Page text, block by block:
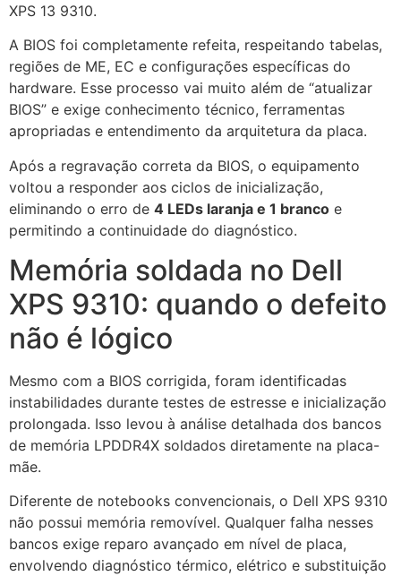
XPS 13 9310.
A BIOS foi completamente refeita, respeitando tabelas,
regiões de ME, EC e configurações específicas do
hardware. Esse processo vai muito além de “atualizar
BIOS” e exige conhecimento técnico, ferramentas
apropriadas e entendimento da arquitetura da placa.
Após a regravação correta da BIOS, o equipamento
voltou a responder aos ciclos de inicialização,
eliminando o erro de 4 LEDs laranja e 1 branco e
permitindo a continuidade do diagnóstico.
Memória soldada no Dell
XPS 9310: quando o defeito
não é lógico
Mesmo com a BIOS corrigida, foram identificadas
instabilidades durante testes de estresse e inicialização
prolongada. Isso levou à análise detalhada dos bancos
de memória LPDDR4X soldados diretamente na placa-
mãe.
Diferente de notebooks convencionais, o Dell XPS 9310
não possui memória removível. Qualquer falha nesses
bancos exige reparo avançado em nível de placa,
envolvendo diagnóstico térmico, elétrico e substituição